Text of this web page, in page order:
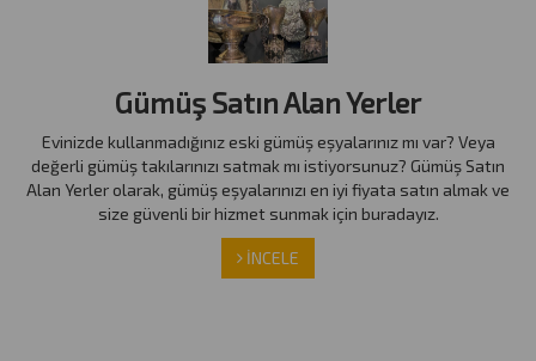
Gümüş Satın Alan Yerler
Evinizde kullanmadığınız eski gümüş eşyalarınız mı var? Veya
değerli gümüş takılarınızı satmak mı istiyorsunuz? Gümüş Satın
Alan Yerler olarak, gümüş eşyalarınızı en iyi fiyata satın almak ve
size güvenli bir hizmet sunmak için buradayız.
İNCELE